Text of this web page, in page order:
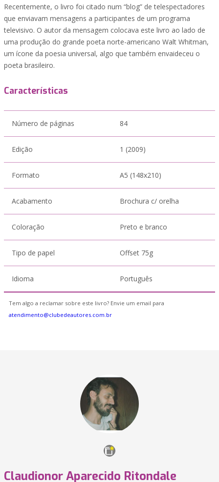
Recentemente, o livro foi citado num “blog” de telespectadores
que enviavam mensagens a participantes de um programa
televisivo. O autor da mensagem colocava este livro ao lado de
uma produção do grande poeta norte-americano Walt Whitman,
um ícone da poesia universal, algo que também envaideceu o
poeta brasileiro.
Características
Número de páginas 84
Edição 1 (2009)
Formato A5 (148x210)
Acabamento Brochura c/ orelha
Coloração Preto e branco
Tipo de papel Offset 75g
Idioma Português
Tem algo a reclamar sobre este livro? Envie um email para
atendimento@clubedeautores.com.br
Claudionor Aparecido Ritondale